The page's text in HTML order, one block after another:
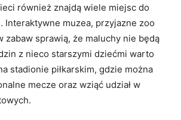
również ‍znajdą wiele miejsc do
Interaktywne muzea, przyjazne zoo​
zabaw sprawią, że maluchy nie będą
z nieco starszymi ⁣dziećmi warto
stadionie piłkarskim,⁤ gdzie można
mecze oraz wziąć udział‍ w